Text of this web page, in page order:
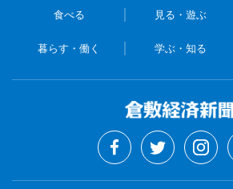
食べる 見る・遊ぶ
暮らす・働く 学ぶ・知る